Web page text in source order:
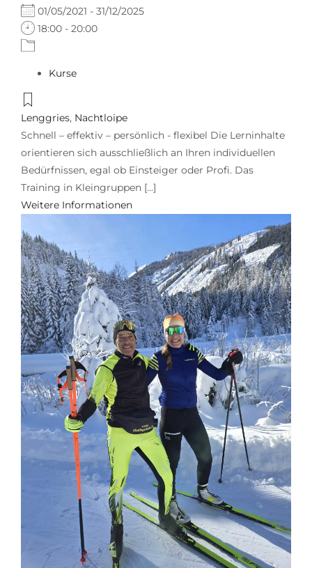
01/05/2021 - 31/12/2025
18:00 - 20:00
Kurse
Lenggries, Nachtloipe
Schnell – effektiv – persönlich - flexibel Die Lerninhalte
orientieren sich ausschließlich an Ihren individuellen
Bedürfnissen, egal ob Einsteiger oder Profi. Das
Training in Kleingruppen [...]
Weitere Informationen